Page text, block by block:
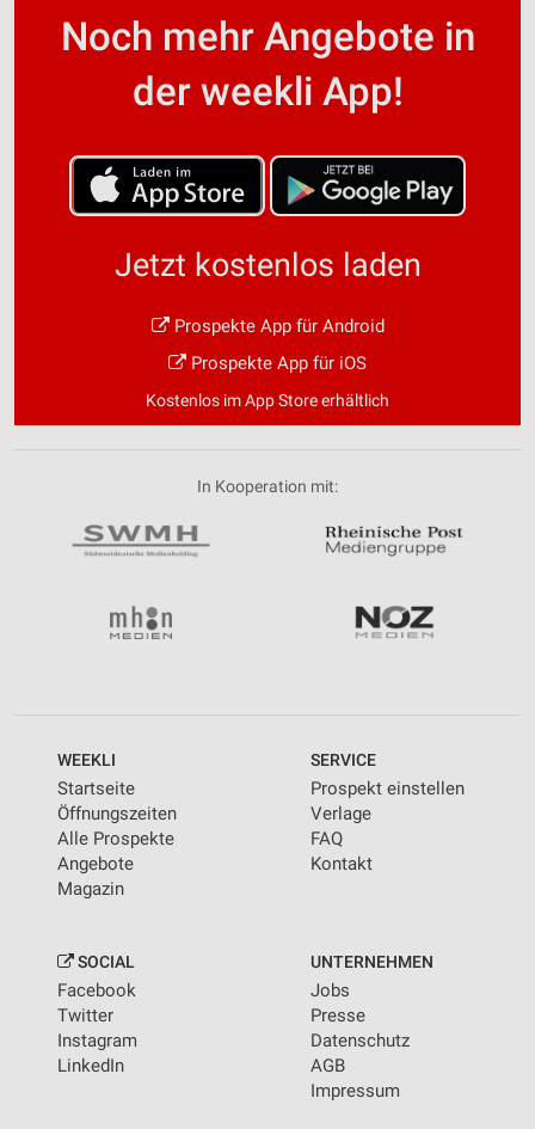
Noch mehr Angebote in
der weekli App!
Jetzt kostenlos laden
Prospekte App für Android
Prospekte App für iOS
Kostenlos im App Store erhältlich
In Kooperation mit:
WEEKLI
Startseite
Öffnungszeiten
Alle Prospekte
Angebote
Magazin
SERVICE
Prospekt einstellen
Verlage
FAQ
Kontakt
SOCIAL
Facebook
Twitter
Instagram
LinkedIn
UNTERNEHMEN
Jobs
Presse
Datenschutz
AGB
Impressum